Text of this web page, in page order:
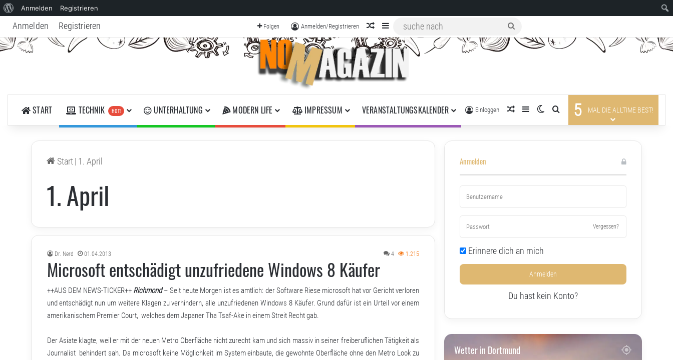
Über
WordPress
Anmelden Registrieren
Anmelden Registrieren Folgen Anmelden/Registrieren zufälliger Artikel
Sidebar
nach
START TECHNIK HOT! UNTERHALTUNG MODERN LIFE IMPRESSUM VERANSTALTUNGSKALENDER Einloggen zufälliger Artikel
SidebarSkin umschalten
suche nach
5 MAL DIE ALLTIME BEST!
Start| 1. April
1. April
Dr. Nerd 01.04.2013 4 1.215
Microsoft entschädigt unzufriedene Windows 8 Käufer
++AUS DEM NEWS-TICKER++ Richmond– Seit heute Morgen ist es amtlich: der Software Riese microsoft hat vor Gericht verloren
und entschädigt nun um weitere Klagen zu verhindern, alle unzufriedenen Windows 8 Käufer. Grund dafür ist ein Urteil vor einem
amerikanischem Premier Court, welches dem Japaner Tha Tsaf-Ake in einem Streit Recht gab.
Der Asiate klagte, weil er mit der neuen Metro Oberfläche nicht zurecht kam und sich massiv in seiner freiberuflichen Tätigkeit als
Journalist behindert sah. Da microsoft keine Möglichkeit im System einbaute, die gewohnte Oberfläche ohne den Metro Look zu
Anmelden
Vergessen?
Erinnere dich an mich
Anmelden
Du hast kein Konto?
Wetter in Dortmund